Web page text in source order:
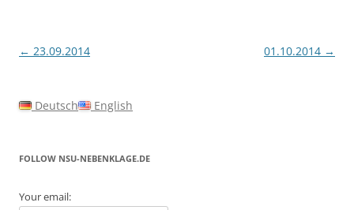
Yazı
← 23.09.2014 01.10.2014 →
Deutsch English
FOLLOW NSU-NEBENKLAGE.DE
Your email: